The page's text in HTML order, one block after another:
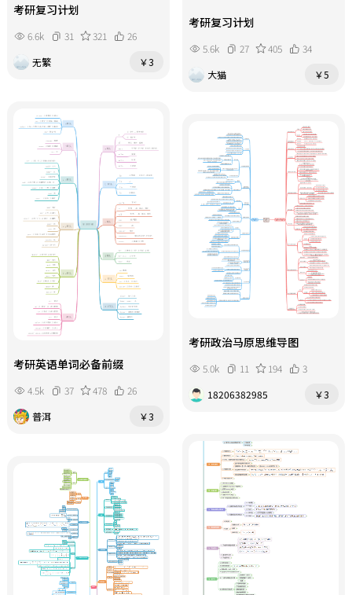
考研复习计划
6.6k 31 321
26
无繁
￥3
考研复习计划
5.6k 27 405
34
大猫
￥5
考研英语单词必备前缀
4.5k 37 478
26
普洱
￥3
考研政治马原思维导图
5.0k 11 194
3
18206382985
￥3